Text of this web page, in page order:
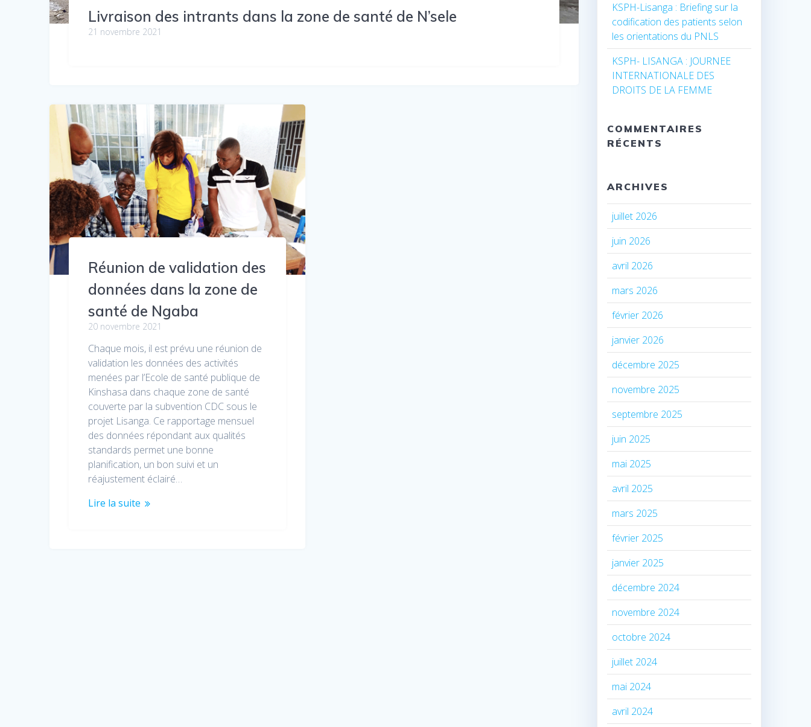
Livraison des intrants dans la zone de santé de N’sele
21 novembre 2021
Réunion de validation des
données dans la zone de
santé de Ngaba
20 novembre 2021
Chaque mois, il est prévu une réunion de
validation les données des activités
menées par l’Ecole de santé publique de
Kinshasa dans chaque zone de santé
couverte par la subvention CDC sous le
projet Lisanga. Ce rapportage mensuel
des données répondant aux qualités
standards permet une bonne
planification, un bon suivi et un
réajustement éclairé…
Lire la suite
KSPH-Lisanga : Briefing sur la
codification des patients selon
les orientations du PNLS
KSPH- LISANGA : JOURNEE
INTERNATIONALE DES
DROITS DE LA FEMME
COMMENTAIRES
RÉCENTS
ARCHIVES
juillet 2026
juin 2026
avril 2026
mars 2026
février 2026
janvier 2026
décembre 2025
novembre 2025
septembre 2025
juin 2025
mai 2025
avril 2025
mars 2025
février 2025
janvier 2025
décembre 2024
novembre 2024
octobre 2024
juillet 2024
mai 2024
avril 2024